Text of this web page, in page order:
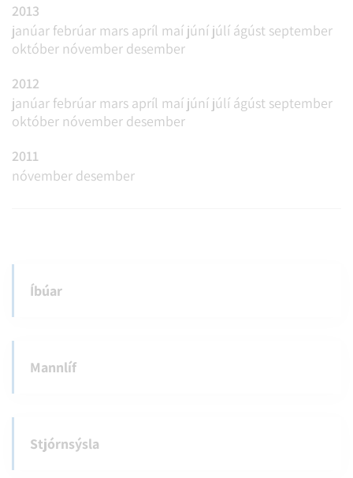
2013
janúar febrúar mars apríl maí júní júlí ágúst september
október nóvember desember
2012
janúar febrúar mars apríl maí júní júlí ágúst september
október nóvember desember
2011
nóvember desember
Íbúar
Mannlíf
Stjórnsýsla